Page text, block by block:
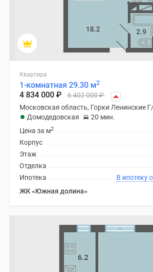
Квартира
1-комнатная 29.30 м2
4 834 000 ₽ 6 402 000₽
Московская область, Горки Ленинские
Домодедовская
20 мин.
Цена за м2
Корпус
Этаж
Отделка
Ипотека
ЖК «Южная долина»